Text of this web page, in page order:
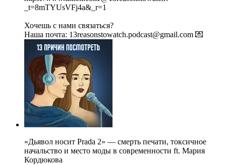
_t=8mTYUsVFj4a&_r=1
Хочешь с нами связаться?
Наша почта: 13reasonstowatch.podcast@gmail.com 💌
«Дьявол носит Prada 2» — смерть печати, токсичное
начальство и место моды в современности ft. Мария
Кордюкова